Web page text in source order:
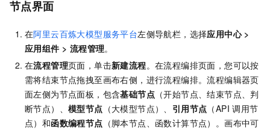
节点界面
在阿里云百炼大模型服务平台左侧导航栏，选择应用中心>
应用组件 > 流程管理。
在流程管理页面，单击新建流程。在流程编排页面，您可以按
需将结束节点拖拽至画布右侧，进行流程编排。流程编辑器页
面左侧为节点面板，包含基础节点 （开始节点、结束节点、判
断节点）、 模型节点 （大模型节点）、 引用节点 （API 调用节
点）和函数编程节点 （脚本节点、函数计算节点）。画布中可